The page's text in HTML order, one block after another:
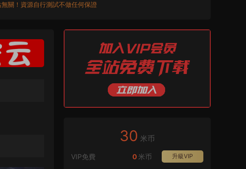
關！資源自行測試不做任何保證
30 米币
VIP免費 升級VIP
0 米币